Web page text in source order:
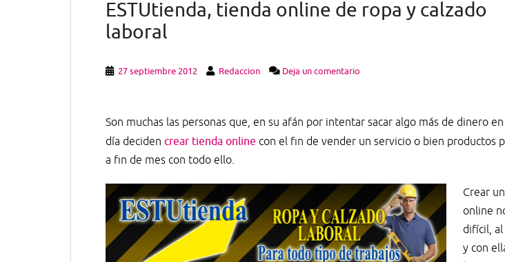
ESTUtienda, tienda online de ropa y calzado
laboral
27 septiembre 2012 Redaccion Deja un comentario
Son muchas las personas que, en su afán por intentar sacar algo más de dinero
día deciden crear tienda online con el fin de vender un servicio o bien productos
a fin de mes con todo ello.
Crear
online
difícil,
y con